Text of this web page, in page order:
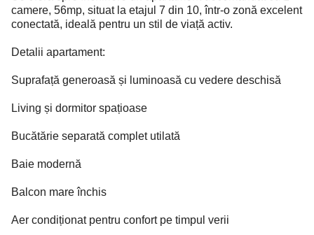
camere, 56mp, situat la etajul 7 din 10, într-o zonă excelent
conectată, ideală pentru un stil de viață activ.
Detalii apartament:
Suprafață generoasă și luminoasă cu vedere deschisă
Living și dormitor spațioase
Bucătărie separată complet utilată
Baie modernă
Balcon mare închis
Aer condiționat pentru confort pe timpul verii